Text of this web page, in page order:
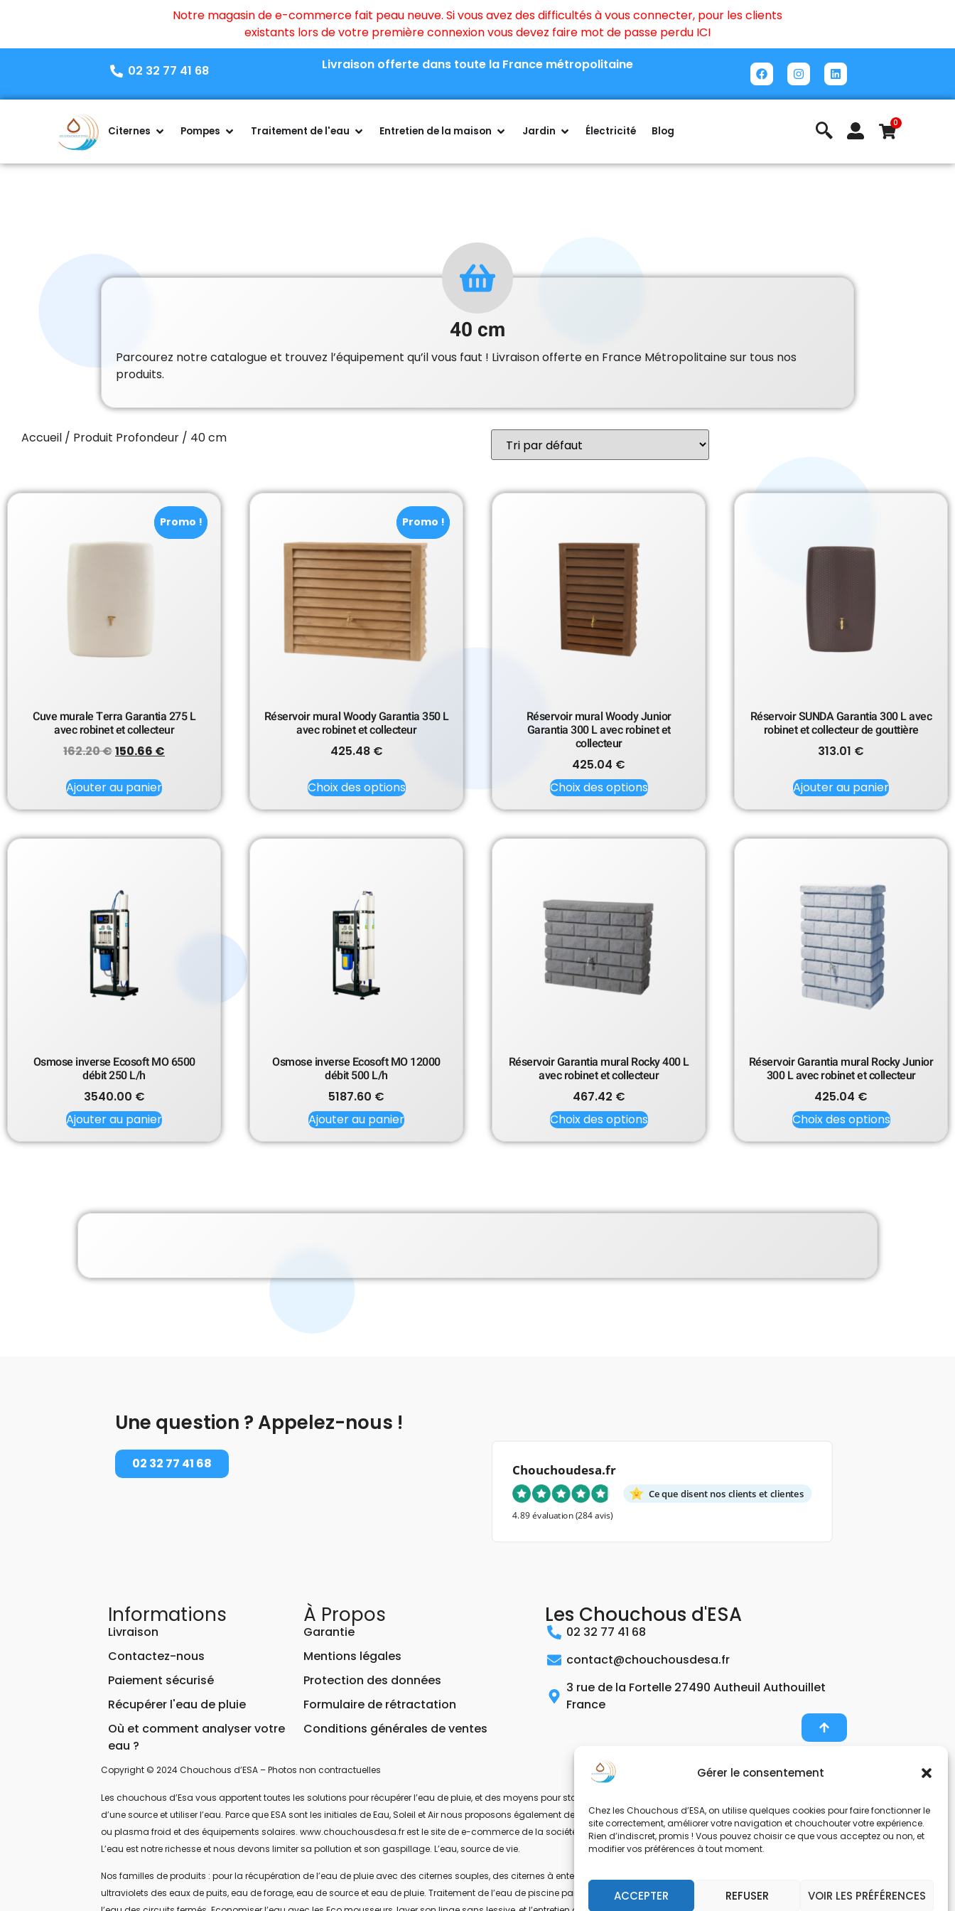
Gérer le consentement
Chez les Chouchous d’ESA, on utilise quelques cookies pour faire fonctionner le
site correctement, améliorer votre navigation et chouchouter votre expérience.
Rien d’indiscret, promis ! Vous pouvez choisir ce que vous acceptez ou non, et
modifier vos préférences à tout moment.
ACCEPTER REFUSER VOIR LES PRÉFÉRENCES
Notre magasin de e-commerce fait peau neuve. Si vous avez des difficultés à vous connecter, pour les clients
existants lors de votre première connexion vous devez faire mot de passe perdu ICI
02 32 77 41 68 Livraison offerte dans toute la France métropolitaine
Citernes Pompes Traitement de l'eau Entretien de la maison Jardin Électricité Blog
0
40 cm
Parcourez notre catalogue et trouvez l’équipement qu’il vous faut ! Livraison offerte en France Métropolitaine sur tous nos
produits.
Accueil / Produit Profondeur / 40 cm
Promo !
Promo !
Cuve murale Terra Garantia 275 L
avec robinet et collecteur
162.20€150.66 €
Ajouter au panier
Promo !
Promo !
Réservoir mural Woody Garantia 350 L
avec robinet et collecteur
425.48 €
Choix des options
Réservoir mural Woody Junior
Garantia 300 L avec robinet et
collecteur
425.04 €
Choix des options
Réservoir SUNDA Garantia 300 L avec
robinet et collecteur de gouttière
313.01 €
Ajouter au panier
Osmose inverse Ecosoft MO 6500
débit 250 L/h
3540.00 €
Ajouter au panier
Osmose inverse Ecosoft MO 12000
débit 500 L/h
5187.60 €
Ajouter au panier
Réservoir Garantia mural Rocky 400 L
avec robinet et collecteur
467.42 €
Choix des options
Réservoir Garantia mural Rocky Junior
300 L avec robinet et collecteur
425.04 €
Choix des options
Une question ? Appelez-nous !
02 32 77 41 68 Chouchoudesa.fr
Ce que disent nos clients et clientes
4.89 évaluation(284 avis)
Informations
Livraison
Contactez-nous
Paiement sécurisé
Récupérer l'eau de pluie
Où et comment analyser votre
eau ?
À Propos
Garantie
Mentions légales
Protection des données
Formulaire de rétractation
Conditions générales de ventes
Les Chouchous d'ESA
02 32 77 41 68
contact@chouchousdesa.fr
3 rue de la Fortelle 27490 Autheuil Authouillet
France
Copyright © 2024 Chouchous d’ESA – Photos non contractuelles
Les chouchous d’Esa vous apportent toutes les solutions pour récupérer l’eau de pluie, et des moyens pour stocker, filtrer, traiter et potabiliser l’eau d’un forage, d’un puits ou
d’une source et utiliser l’eau. Parce que ESA sont les initiales de Eau, Soleil et Air nous proposons également des équipements pour décontaminer de l’air par photocatalyse
ou plasma froid et des équipements solaires. www.chouchousdesa.fr est le site de e-commerce de la société ESA Evolutions, une entreprise Normande au service de l’eau.
L’eau est notre richesse et nous devons limiter sa pollution et son gaspillage. L’eau, source de vie.
Nos familles de produits : pour la récupération de l’eau de pluie avec des citernes souples, des citernes à enterrer, ou des citernes hors sol. Filtration et potabilisation par
ultraviolets des eaux de puits, eau de forage, eau de source et eau de pluie. Traitement de l’eau de piscine par UV-C. Les pompes et gestionnaire d’eau. Anticalcaire, clarifier